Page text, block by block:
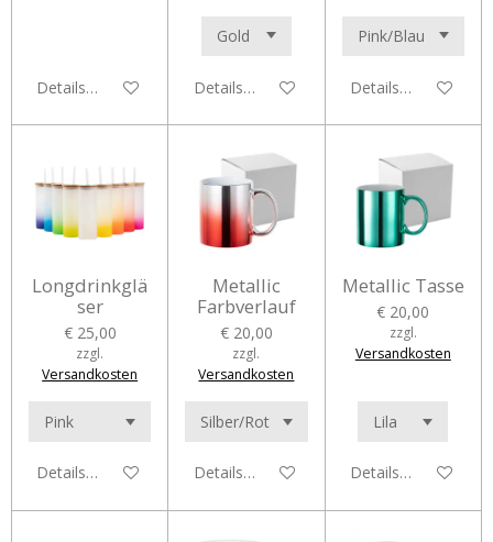
Details anzeigen Details anzeigen Details anzeigen
Longdrinkglä
ser
€ 25,00
zzgl.
Versandkosten
Details anzeigen
Metallic
Farbverlauf
€ 20,00
zzgl.
Versandkosten
Details anzeigen
Metallic Tasse
€ 20,00
zzgl.
Versandkosten
Details anzeigen